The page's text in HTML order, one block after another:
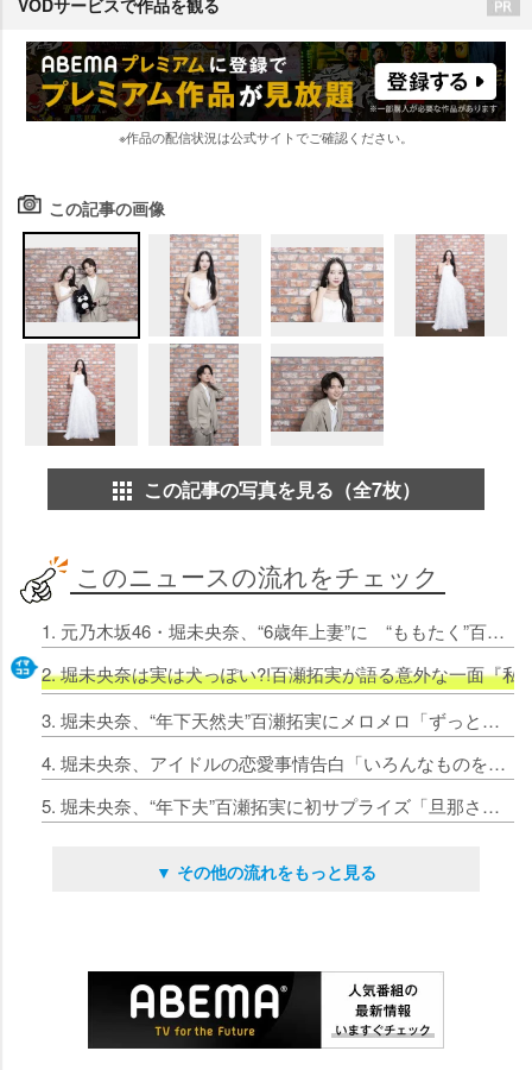
VODサービスで作品を観る
※作品の配信状況は公式サイトでご確認ください。
この記事の画像
この記事の写真を見る（全7枚）
このニュースの流れをチェック
1. 元乃木坂46・堀未央奈、“6歳年上妻”に “ももたく”百瀬拓実と『わた婚』で“結婚生活”「楽しみ」
2. 堀未央奈は実は犬っぽい?!百瀬拓実が語る意外な一面『私
3. 堀未央奈、“年下天然夫”百瀬拓実にメロメロ「ずっとかわいい」 『わた婚』でラブラブ遊園地デート＆引っ越し作業
4. 堀未央奈、アイドルの恋愛事情告白「いろんなものを犠牲にして…」 買い物デートで“6歳年下夫”百瀬拓実をリード
5. 堀未央奈、“年下夫”百瀬拓実に初サプライズ「旦那さんで良かった」
▼ その他の流れをもっと見る